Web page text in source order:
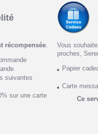
récompensée.
suivantes
sur une carte
Vous
proches,
Papier
Carte
Ce